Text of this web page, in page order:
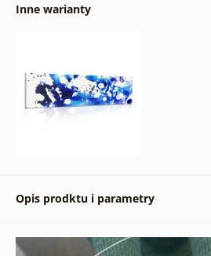
Inne warianty
Opis prodktu i parametry